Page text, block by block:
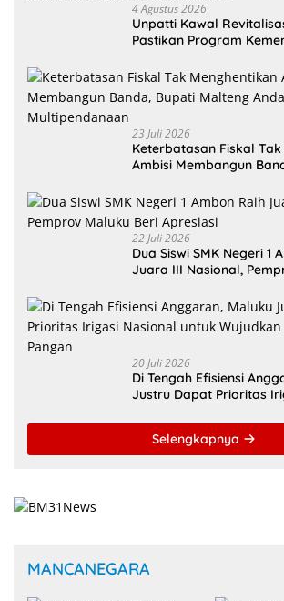
4 Agustus 2026
Unpatti Kawal
Pastikan Program
23 Juli 2026
Keterbatasan Fiskal
Ambisi Membangun
Multipendanaan
22 Juli 2026
Dua Siswi SMK Negeri 1
Juara III Nasional,
20 Juli 2026
Di Tengah Efisiensi
Justru Dapat Prioritas
Selengkapnya
MANCANEGARA